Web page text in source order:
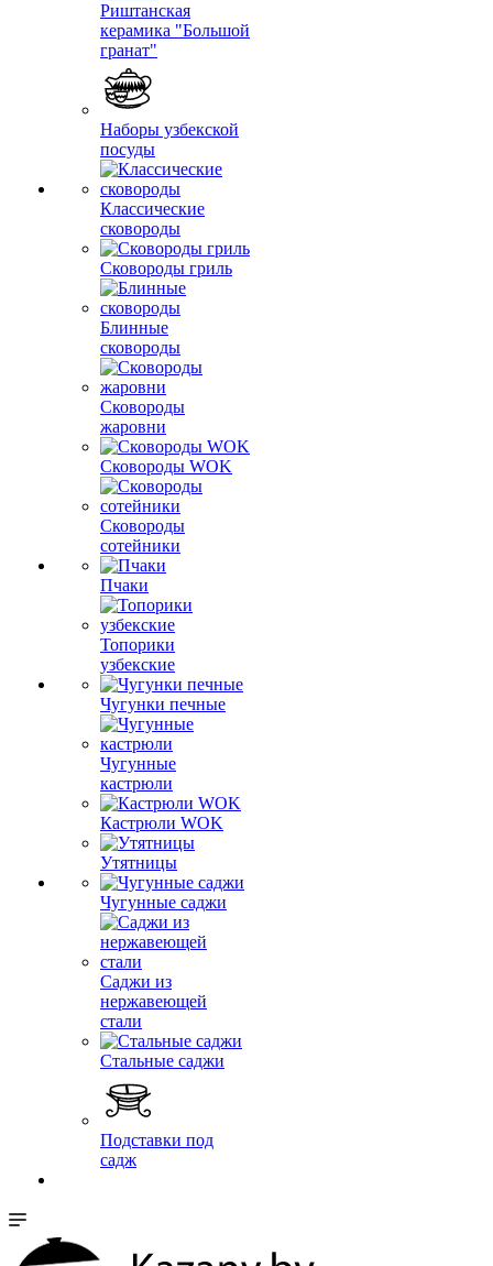
Риштанская
керамика "Большой
гранат"
Наборы узбекской
посуды
Классические
сковороды
Сковороды гриль
Блинные
сковороды
Сковороды
жаровни
Сковороды WOK
Сковороды
сотейники
Пчаки
Топорики
узбекские
Чугунки печные
Чугунные
кастрюли
Кастрюли WOK
Утятницы
Чугунные саджи
Саджи из
нержавеющей
стали
Стальные саджи
Подставки под
садж